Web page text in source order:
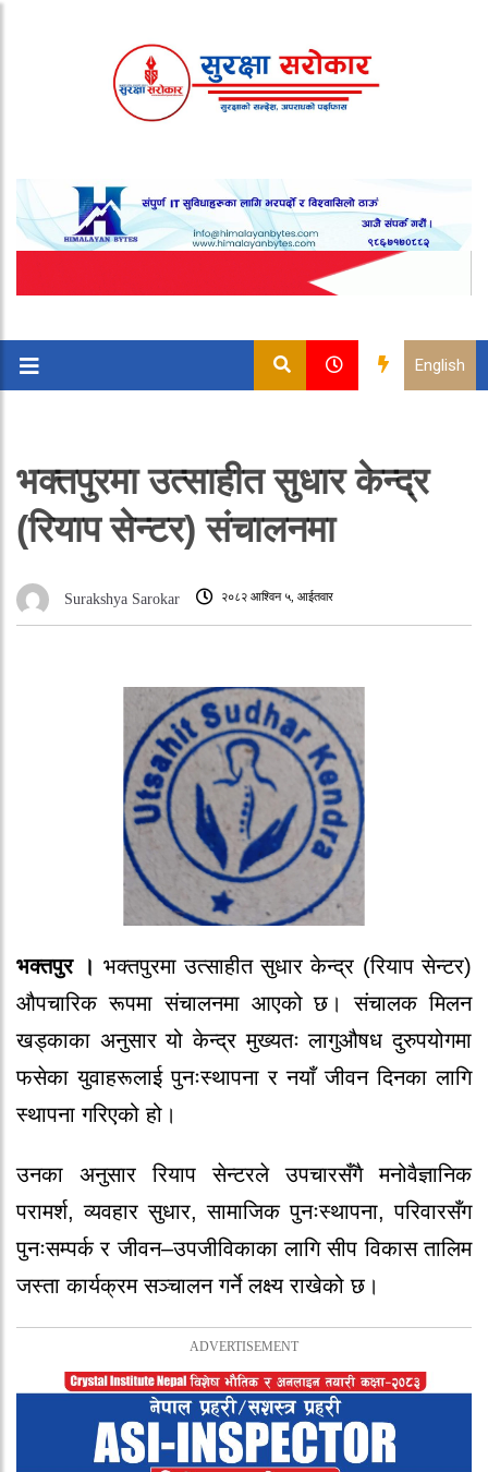
English
भक्तपुरमा उत्साहीत सुधार केन्द्र
(रियाप सेन्टर) संचालनमा
Surakshya Sarokar २०८२ आश्विन ५, आईतवार
भक्तपुर । भक्तपुरमा उत्साहीत सुधार केन्द्र (रियाप सेन्टर)
औपचारिक रूपमा संचालनमा आएको छ। संचालक मिलन
खड्काका अनुसार यो केन्द्र मुख्यतः लागुऔषध दुरुपयोगमा
फसेका युवाहरूलाई पुनःस्थापना र नयाँ जीवन दिनका लागि
स्थापना गरिएको हो।
उनका अनुसार रियाप सेन्टरले उपचारसँगै मनोवैज्ञानिक
परामर्श, व्यवहार सुधार, सामाजिक पुनःस्थापना, परिवारसँग
पुनःसम्पर्क र जीवन–उपजीविकाका लागि सीप विकास तालिम
जस्ता कार्यक्रम सञ्चालन गर्ने लक्ष्य राखेको छ।